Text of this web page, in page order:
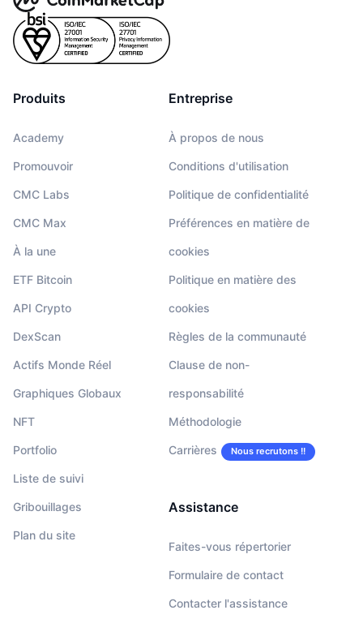
Produits
Academy
Promouvoir
CMC Labs
CMC Max
À la une
ETF Bitcoin
API Crypto
DexScan
Actifs Monde Réel
Graphiques Globaux
NFT
Portfolio
Liste de suivi
Gribouillages
Plan du site
Entreprise
À propos de nous
Conditions d'utilisation
Politique de confidentialité
Préférences en matière de
cookies
Politique en matière des
cookies
Règles de la communauté
Clause de non-
responsabilité
Méthodologie
Carrières Nous recrutons !!
Assistance
Faites-vous répertorier
Formulaire de contact
Contacter l'assistance